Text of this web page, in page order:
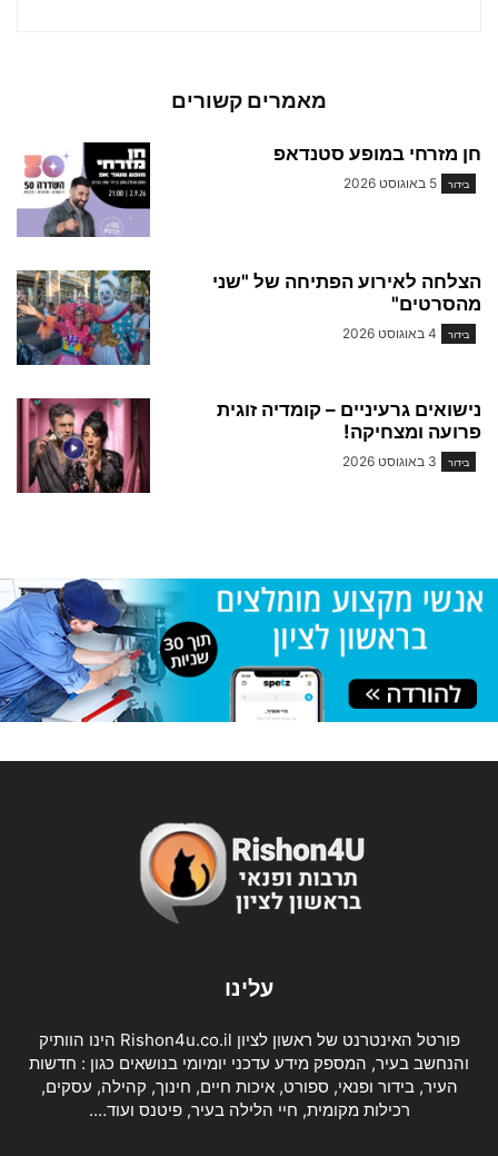
מאמרים קשורים
חן מזרחי במופע סטנדאפ
בידור 5 באוגוסט 2026
הצלחה לאירוע הפתיחה של "שני
מהסרטים"
בידור 4 באוגוסט 2026
נישואים גרעיניים – קומדיה זוגית
פרועה ומצחיקה!
בידור 3 באוגוסט 2026
עלינו
פורטל האינטרנט של ראשון לציון Rishon4u.co.il הינו הוותיק
והנחשב בעיר, המספק מידע עדכני יומיומי בנושאים כגון : חדשות
העיר, בידור ופנאי, ספורט, איכות חיים, חינוך, קהילה, עסקים,
רכילות מקומית, חיי הלילה בעיר, פיטנס ועוד….